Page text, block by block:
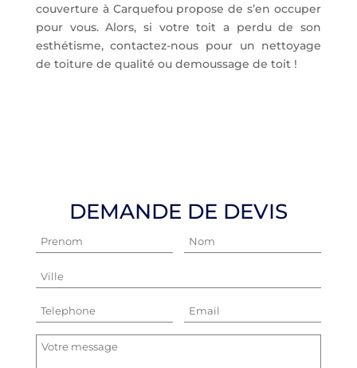
couverture à Carquefou propose de s’en occuper
pour vous. Alors, si votre toit a perdu de son
esthétisme, contactez-nous pour un nettoyage
de toiture de qualité ou demoussage de toit !
DEMANDE DE DEVIS